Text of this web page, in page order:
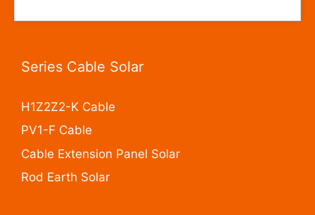
Series Cable Solar
H1Z2Z2-K Cable
PV1-F Cable
Cable Extension Panel Solar
Rod Earth Solar